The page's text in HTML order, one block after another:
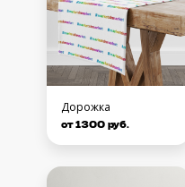
Дорожка
от 1300 руб.